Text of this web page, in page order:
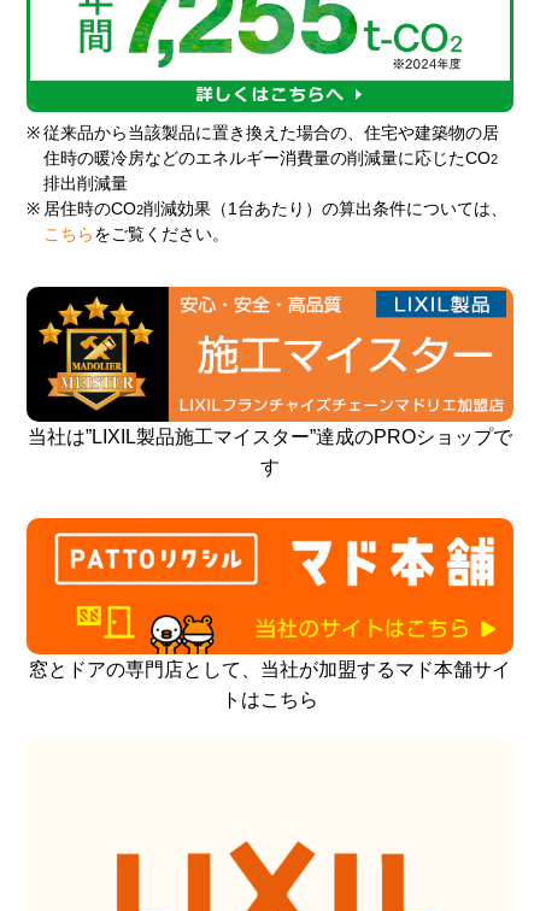
※ 従来品から当該製品に置き換えた場合の、住宅や建築物の居
住時の暖冷房などのエネルギー消費量の削減量に応じたCO2
排出削減量
※ 居住時のCO2削減効果（1台あたり）の算出条件については、
こちら をご覧ください。
当社は”LIXIL製品施工マイスター”達成のPROショップで
す
窓とドアの専門店として、当社が加盟するマド本舗サイ
トはこちら